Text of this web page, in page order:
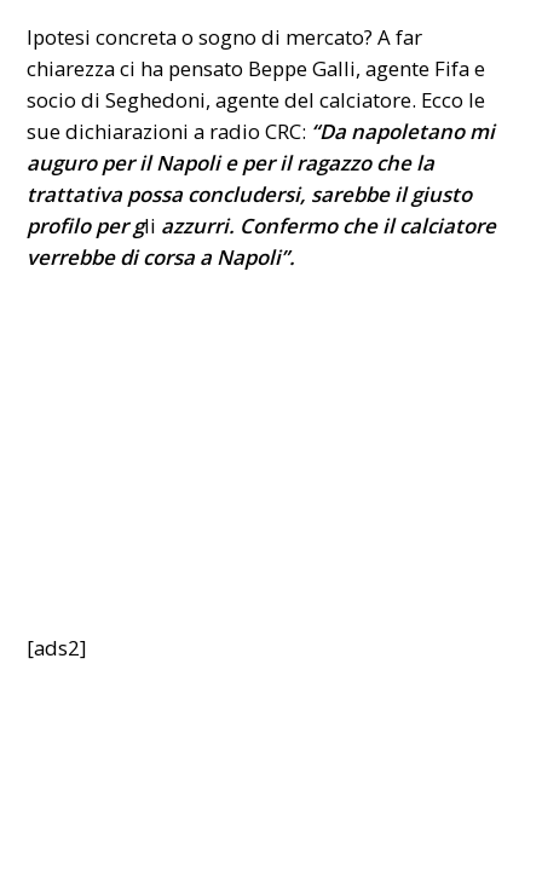
Ipotesi concreta o sogno di mercato? A far
chiarezza ci ha pensato Beppe Galli, agente Fifa e
socio di Seghedoni, agente del calciatore. Ecco le
sue dichiarazioni a radio CRC: “Da napoletano mi
auguro per il Napoli e per il ragazzo che la
trattativa possa concludersi, sarebbe il giusto
profilo per gli azzurri. Confermo che il calciatore
verrebbe di corsa a Napoli”.
[ads2]